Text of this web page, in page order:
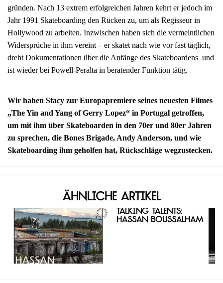
gründen. Nach 13 extrem erfolgreichen Jahren kehrt er jedoch im
Jahr 1991 Skateboarding den Rücken zu, um als Regisseur in
Hollywood zu arbeiten. Inzwischen haben sich die vermeintlichen
Widersprüche in ihm vereint – er skatet nach wie vor fast täglich,
dreht Dokumentationen über die Anfänge des Skateboardens und
ist wieder bei Powell-Peralta in beratender Funktion tätig.
Wir haben Stacy zur Europapremiere seines neuesten Filmes
„The Yin and Yang of Gerry Lopez“ in Portugal getroffen,
um mit ihm über Skateboarden in den 70er und 80er Jahren
zu sprechen, die Bones Brigade, Andy Anderson, und wie
Skateboarding ihm geholfen hat, Rückschläge wegzustecken.
Ähnliche Artikel
Talking Talents:
Hassan Boussalham